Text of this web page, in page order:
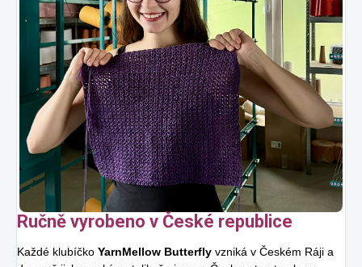
Ručně vyrobeno v České republice
Každé klubíčko YarnMellow Butterfly vzniká v Českém Ráji a